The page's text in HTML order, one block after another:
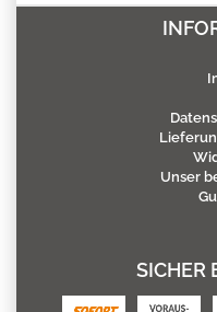
Unser
SICHER